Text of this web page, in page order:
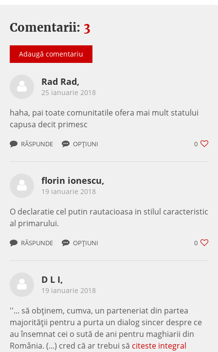
Comentarii: 3
Adaugă comentariu
Rad Rad,
25 ianuarie 2018
haha, pai toate comunitatile ofera mai mult statului
capusa decit primesc
0
RĂSPUNDE OPȚIUNI
florin ionescu,
19 ianuarie 2018
O declaratie cel putin rautacioasa in stilul caracteristic
al primarului.
0
RĂSPUNDE OPȚIUNI
D L I,
19 ianuarie 2018
''... să obţinem, cumva, un parteneriat din partea
majorităţii pentru a purta un dialog sincer despre ce
au însemnat cei o sută de ani pentru maghiarii din
România. (...) cred că ar trebui să citeste integral